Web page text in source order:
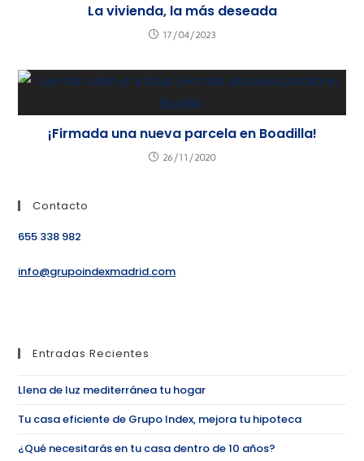
La vivienda, la más deseada
17/04/2023
¡Firmada una nueva parcela en Boadilla!
26/11/2020
Contacto
655 338 982
info@grupoindexmadrid.com
Entradas Recientes
Llena de luz mediterránea tu hogar
Tu casa eficiente de Grupo Index, mejora tu hipoteca
¿Qué necesitarás en tu casa dentro de 10 años?